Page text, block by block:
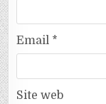
Email *
Site web